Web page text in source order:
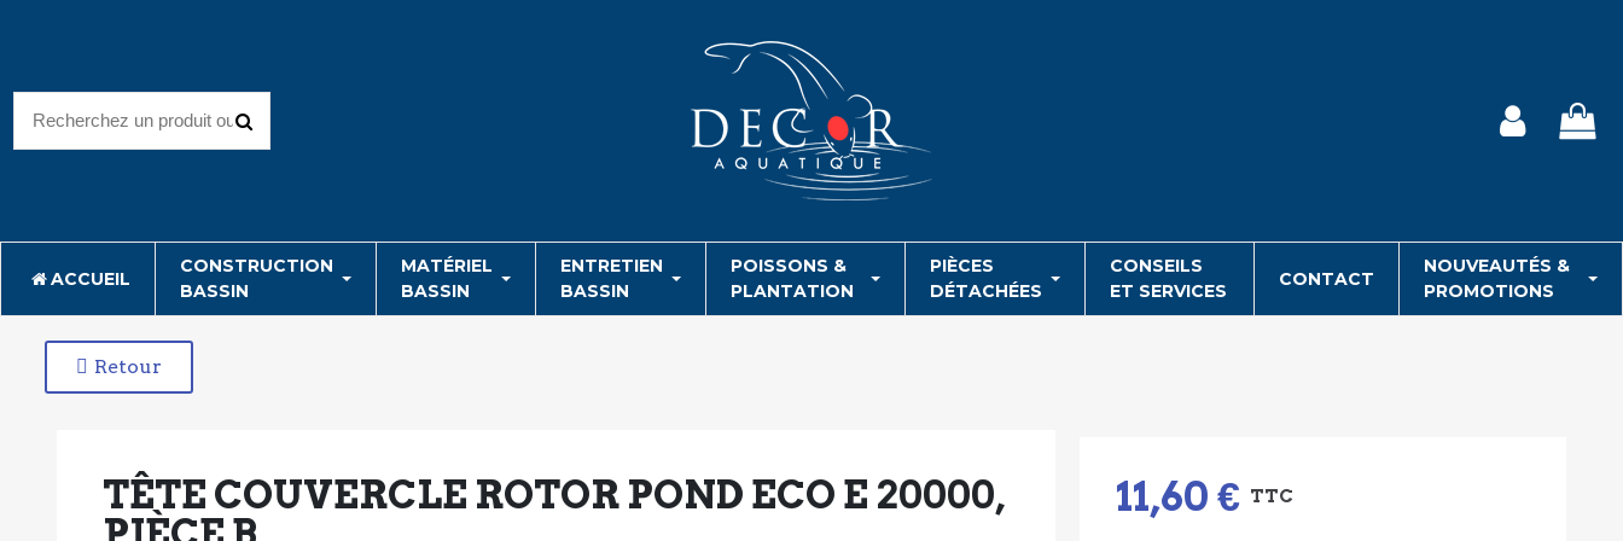
ACCUEIL
CONSTRUCTION
BASSIN
MATÉRIEL
BASSIN
ENTRETIEN
BASSIN
POISSONS &
PLANTATION
PIÈCES
DÉTACHÉES
CONSEILS
ET SERVICES
CONTACT
NOUVEAUTÉS &
PROMOTIONS
Retour
TÊTE COUVERCLE ROTOR POND ECO E 20000,
11,60 € TTC